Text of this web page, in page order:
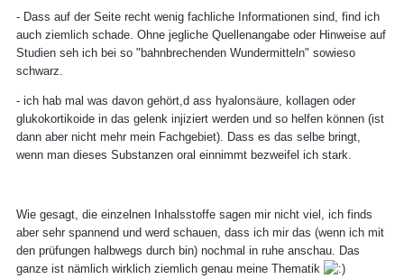
- Dass auf der Seite recht wenig fachliche Informationen sind, find ich
auch ziemlich schade. Ohne jegliche Quellenangabe oder Hinweise auf
Studien seh ich bei so "bahnbrechenden Wundermitteln" sowieso
schwarz.
- ich hab mal was davon gehört,d ass hyalonsäure, kollagen oder
glukokortikoide in das gelenk injiziert werden und so helfen können (ist
dann aber nicht mehr mein Fachgebiet). Dass es das selbe bringt,
wenn man dieses Substanzen oral einnimmt bezweifel ich stark.
Wie gesagt, die einzelnen Inhalsstoffe sagen mir nicht viel, ich finds
aber sehr spannend und werd schauen, dass ich mir das (wenn ich mit
den prüfungen halbwegs durch bin) nochmal in ruhe anschau. Das
ganze ist nämlich wirklich ziemlich genau meine Thematik